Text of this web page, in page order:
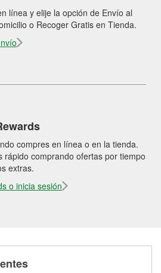
línea y elije la opción de Envío al
o Recoger Gratis en Tienda.
compres en línea o en la tienda.
rápido comprando ofertas por tiempo
extras.
o inicia sesión